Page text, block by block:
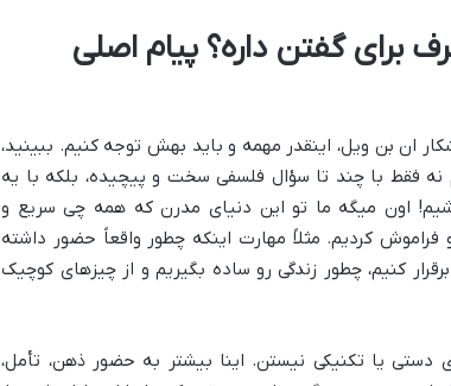
برای گفتن داره؟ پیام اصلی
ان بن ویل، اینقدر مهمه و باید بهش توجه کنیم. ببینید،
فقط با چند تا سؤال فلسفی سخت و پیچیده، بلکه با یه
اون میگه ما تو این دنیای مدرن که همه چی سریع و
کردیم. مثلاً مهارت اینکه چطور واقعاً حضور داشته
کنیم، چطور زندگی رو ساده بگیریم و از چیزهای کوچیک
یا تکنیکی نیستن. اینا بیشتر به حضور ذهن، تأمل،